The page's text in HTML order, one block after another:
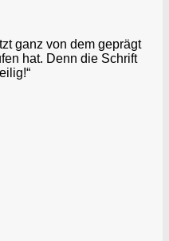
ganz von dem geprägt
hat. Denn die Schrift